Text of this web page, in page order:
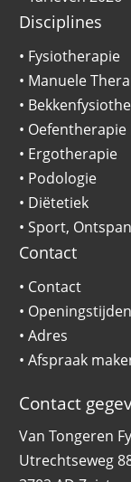
Disciplines
• Fysiotherapie
• Manuele
•
• Oefentherapie
• Ergotherapie
• Podologie
• Diëtetiek
• Sport,
Contact
• Contact
• Openingstijden
• Adres
• Afspraak
Contact
Van Tongeren
Utrechtseweg